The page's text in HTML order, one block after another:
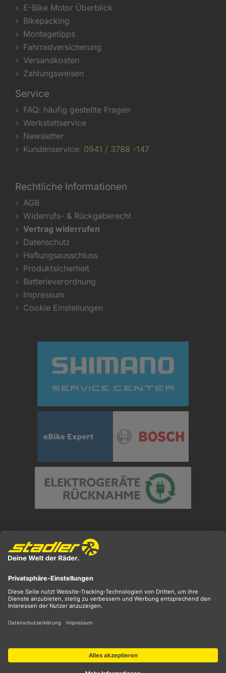
E-Bike Motor Überblick
Bikepacking
Montagetipps
Fahrradversicherung
Versandkosten
Zahlungsweisen
Service
FAQ: häufig gestellte Fragen
Werkstattservice
Newsletter
Kundenservice: 0941 / 3788 -147
Rechtliche Informationen
AGB
Widerrufs- & Rückgaberecht
Vertrag widerrufen
Datenschutz
Haftungsausschluss
Produktsicherheit
Batterieverordnung
Impressum
Cookie Einstellungen
** ehemaliger UVP